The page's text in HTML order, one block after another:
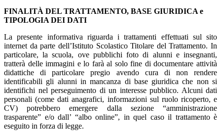
FINALITÀ DEL TRATTAMENTO, BASE GIURIDICA e
TIPOLOGIA DEI DATI
La presente informativa riguarda i trattamenti effettuati sul sito
internet da parte dell’Istituto Scolastico Titolare del Trattamento. In
particolare, la scuola, ove pubblichi foto di alunni e insegnanti,
tratterà delle immagini e lo farà al solo fine di documentare attività
didattiche di particolare pregio avendo cura di non rendere
identificabili gli alunni in mancanza di base giuridica che non si
identifichi nel perseguimento di un interesse pubblico. Alcuni dati
personali (come dati anagrafici, informazioni sul ruolo ricoperto, e
CV) potrebbero emergere dalla sezione “amministrazione
trasparente” e/o dall’ “albo online”, in quel caso il trattamento è
eseguito in forza di legge.